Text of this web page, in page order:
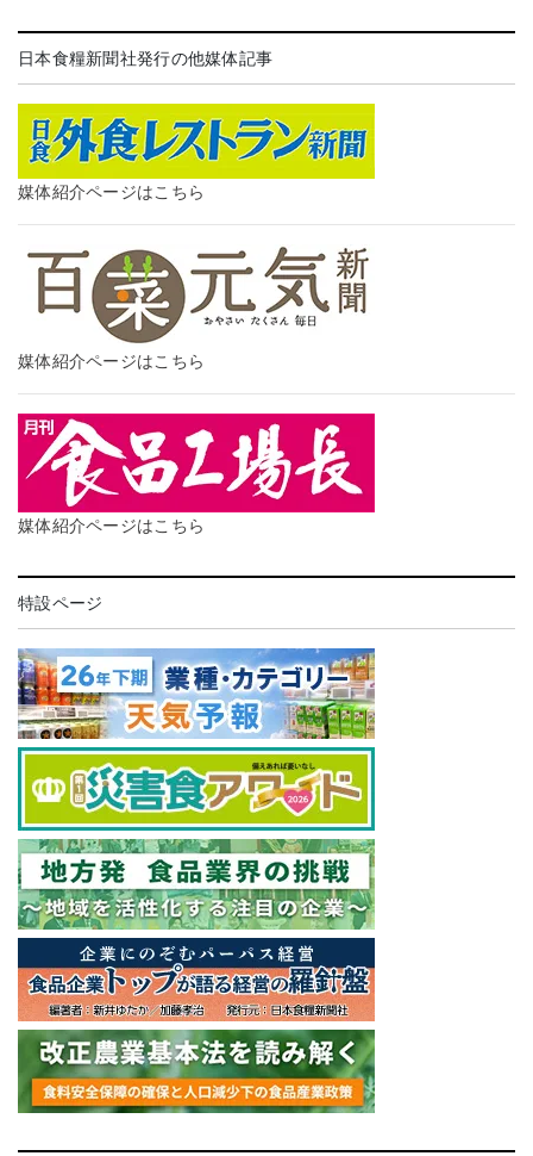
日本食糧新聞社発行の他媒体記事
媒体紹介ページはこちら
媒体紹介ページはこちら
媒体紹介ページはこちら
特設ページ